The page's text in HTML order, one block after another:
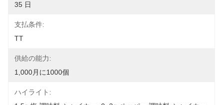
35 日
支払条件:
TT
供給の能力:
1,000月に1000個
ハイライト: